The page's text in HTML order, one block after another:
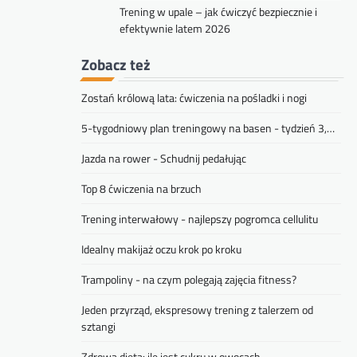
Trening w upale – jak ćwiczyć bezpiecznie i
efektywnie latem 2026
Zobacz też
Zostań królową lata: ćwiczenia na pośladki i nogi
5-tygodniowy plan treningowy na basen - tydzień 3,…
Jazda na rower - Schudnij pedałując
Top 8 ćwiczenia na brzuch
Trening interwałowy - najlepszy pogromca cellulitu
Idealny makijaż oczu krok po kroku
Trampoliny - na czym polegają zajęcia fitness?
Jeden przyrząd, ekspresowy trening z talerzem od
sztangi